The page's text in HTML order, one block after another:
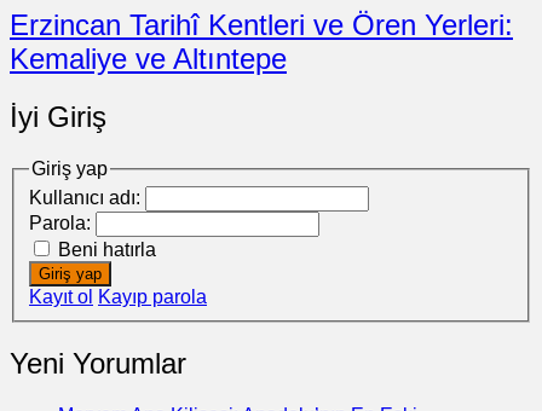
Erzincan Tarihî Kentleri ve Ören Yerleri:
Kemaliye ve Altıntepe
İyi Giriş
Giriş yap
Kullanıcı adı:
Parola:
Beni hatırla
Giriş yap
Kayıt ol Kayıp parola
Yeni Yorumlar